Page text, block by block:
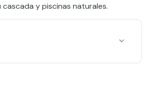
cascada y piscinas naturales.